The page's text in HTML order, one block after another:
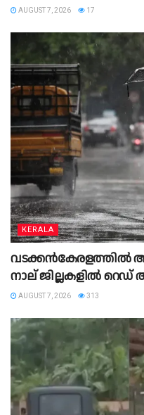
AUGUST 7, 2026 17
KERALA
വടക്കൻകേരളത്തിൽ
നാല് ജില്ലകളിൽ റെഡ്
AUGUST 7, 2026 313